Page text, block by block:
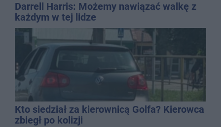
Darrell Harris: Możemy nawiązać walkę z
każdym w tej lidze
Kto siedział za kierownicą Golfa? Kierowca
zbiegł po kolizji